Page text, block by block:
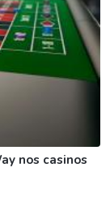
nos casinos